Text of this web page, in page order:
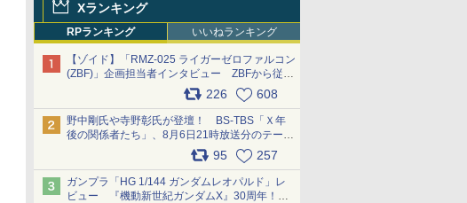
Xランキング
RPランキング いいねランキング
【ゾイド】「RMZ-025 ライガーゼロファルコン
(ZBF)」企画担当者インタビュー ZBFから従来
デザインまで再現可能なボリューム満点のキッ
ト pic.x.com/6zOqQAQKkX
226 608
野中剛氏や寺野彰氏が登壇！ BS-TBS「Ｘ年
後の関係者たち」、8月6日21時放送分のテーマ
は「超合金」！ pic.x.com/uWyt1uyuFm
95 257
ガンプラ「HG 1/144 ガンダムレオパルド」レ
ビュー 『機動新世紀ガンダムX』30周年！イ